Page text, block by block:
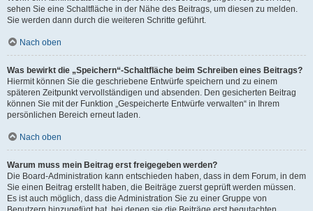
sehen Sie eine Schaltfläche in der Nähe des Beitrags, um diesen zu melden.
Sie werden dann durch die weiteren Schritte geführt.
Nach oben
Was bewirkt die „Speichern“-Schaltfläche beim Schreiben eines Beitrags?
Hiermit können Sie die geschriebene Entwürfe speichern und zu einem
späteren Zeitpunkt vervollständigen und absenden. Den gesicherten Beitrag
können Sie mit der Funktion „Gespeicherte Entwürfe verwalten“ in Ihrem
persönlichen Bereich erneut laden.
Nach oben
Warum muss mein Beitrag erst freigegeben werden?
Die Board-Administration kann entschieden haben, dass in dem Forum, in dem
Sie einen Beitrag erstellt haben, die Beiträge zuerst geprüft werden müssen.
Es ist auch möglich, dass die Administration Sie zu einer Gruppe von